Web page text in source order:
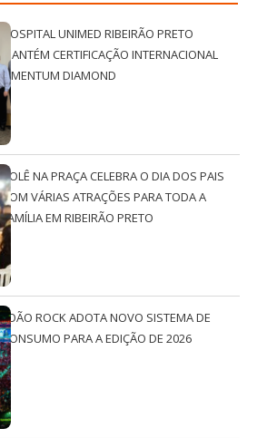
HOSPITAL UNIMED RIBEIRÃO PRETO
MANTÉM CERTIFICAÇÃO INTERNACIONAL
QMENTUM DIAMOND
ROLÊ NA PRAÇA CELEBRA O DIA DOS PAIS
COM VÁRIAS ATRAÇÕES PARA TODA A
FAMÍLIA EM RIBEIRÃO PRETO
JOÃO ROCK ADOTA NOVO SISTEMA DE
CONSUMO PARA A EDIÇÃO DE 2026